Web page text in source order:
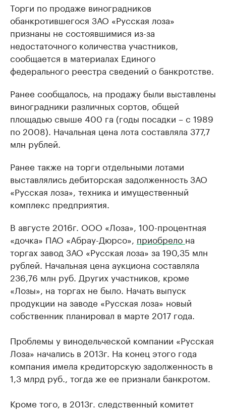
Торги по продаже виноградников
обанкротившегося ЗАО «Русская лоза»
признаны не состоявшимися из-за
недостаточного количества участников,
сообщается в материалах Единого
федерального реестра сведений о банкротстве.
Ранее сообщалось, на продажу были выставлены
виноградники различных сортов, общей
площадью свыше 400 га (годы посадки – с 1989
по 2008). Начальная цена лота составляла 377,7
млн рублей.
Ранее также на торги отдельными лотами
выставлялись дебиторская задолженность ЗАО
«Русская лоза», техника и имущественный
комплекс предприятия.
В августе 2016г. ООО «Лоза», 100-процентная
«дочка» ПАО «Абрау-Дюрсо», приобрело на
торгах завод ЗАО «Русская лоза» за 190,35 млн
рублей. Начальная цена аукциона составляла
236,76 млн руб. Других участников, кроме
«Лозы», на торгах не было. Начать выпуск
продукции на заводе «Русская лоза» новый
собственник планировал в марте 2017 года.
Проблемы у винодельческой компании «Русская
Лоза»​ начались в 2013г. На конец этого года
компания имела кредиторскую задолженность в
1,3 млрд руб., тогда же ее признали банкротом.
Кроме того, в 2013г. следственный комитет